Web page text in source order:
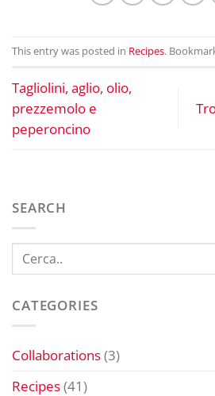
This entry was posted in Recipes.
Tagliolini, aglio, olio,
prezzemolo e
peperoncino
SEARCH
CATEGORIES
Collaborations(3)
Recipes(41)